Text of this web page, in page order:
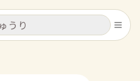
キャンセル
キャンセル